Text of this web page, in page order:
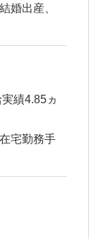
婚出産、
績4.85ヵ
宅勤務手